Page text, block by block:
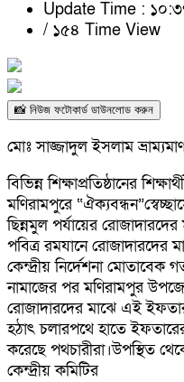
Update Time :
/ ১৫৪ Time View
📸 নিউজ ফটোকার্ড ডাউনলোড করুন
মোঃ সাজ্জাদুল ইসলাম
বিভিন্ন শিক্ষাপ্রতিষ্ঠানের
মণিরামপুরে
ছিন্নমুল পর্যায়ের
পবিত্র রমযানে রোজাদারদের
কেন্দ্রীয় নির্দেশনা
নামাজের পর মণিরামপুর
রোজাদারদের মাঝে এই
হঠাৎ চলারপথে হাতে
করেছে পথচারীরা।উপস্থিত
কেন্দ্রীয় কমিটির